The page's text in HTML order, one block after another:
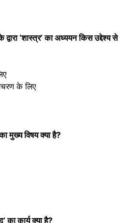
‘शास्त्र’ का अध्ययन किस उद्देश्य से
के लिए
मुख्य विषय क्या है?
का कार्य क्या है?